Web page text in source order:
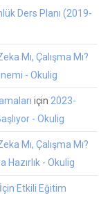
Ders Planı (2019-
Mı, Çalışma Mı?
- Okulig
için 2023-
- Okulig
Mı, Çalışma Mı?
Hazırlık - Okulig
Etkili Eğitim